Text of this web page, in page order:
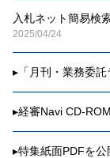
入札ネット簡易検
2025/04/24
▸ 「月刊・業務委
▸経審Navi CD-
▸特集紙面PDFを公